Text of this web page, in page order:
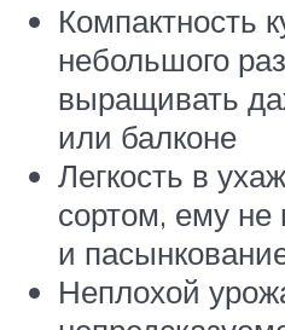
Компактность
небольшого
выращивать
или балконе
Легкость в
сортом, ему не
и
Неплохой